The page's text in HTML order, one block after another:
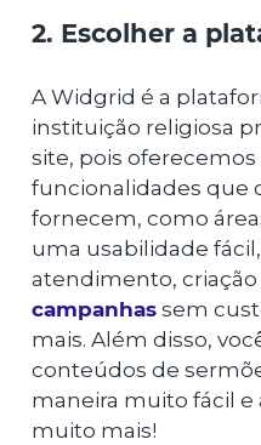
2. Escolher a
A Widgrid é a
instituição religiosa
site, pois oferecemos
funcionalidades que
fornecem, como
uma usabilidade
atendimento, criação
campanhas sem
mais. Além disso,
conteúdos de
maneira muito fácil e
muito mais!